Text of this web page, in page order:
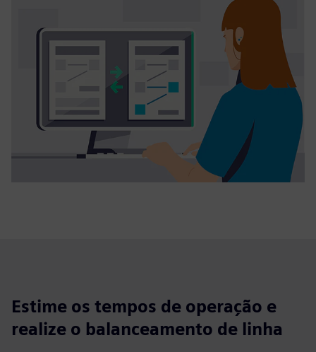
Estime os tempos de operação e
realize o balanceamento de linha